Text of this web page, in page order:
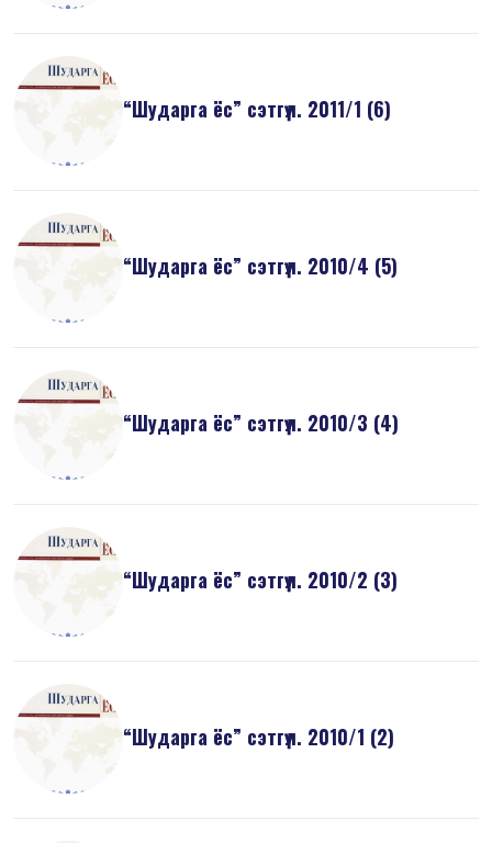
“Шударга ёс” сэтгүүл. 2011/1 (6)
“Шударга ёс” сэтгүүл. 2010/4 (5)
“Шударга ёс” сэтгүүл. 2010/3 (4)
“Шударга ёс” сэтгүүл. 2010/2 (3)
“Шударга ёс” сэтгүүл. 2010/1 (2)